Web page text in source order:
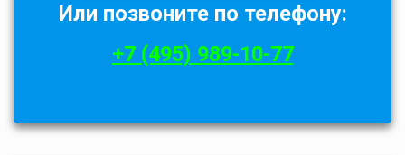
Или позвоните по телефону:
+7 (495) 989-10-77